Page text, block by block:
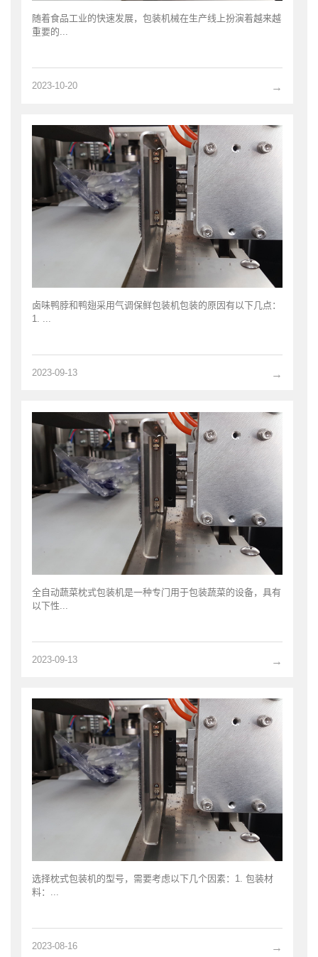
随着食品工业的快速发展，包装机械在生产线上扮演着越来越
重要的...
→
2023-10-20
卤味鸭脖和鸭翅采用气调保鲜包装机包装的原因有以下几点：
1. ...
→
2023-09-13
全自动蔬菜枕式包装机是一种专门用于包装蔬菜的设备，具有
以下性...
→
2023-09-13
选择枕式包装机的型号，需要考虑以下几个因素：1. 包装材
料：...
→
2023-08-16